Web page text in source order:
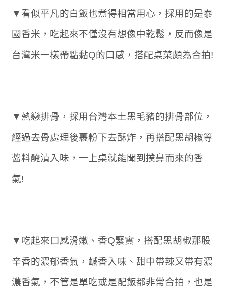
▼看似平凡的白飯也煮得相當用心，採用的是泰
國香米，吃起來不僅沒有想像中乾鬆，反而像是
台灣米一樣帶點黏Q的口感，搭配桌菜頗為合拍!
▼熱戀排骨，採用台灣本土黑毛豬的排骨部位，
經過去骨處理後裹粉下去酥炸，再搭配黑胡椒等
醬料醃漬入味，一上桌就能聞到撲鼻而來的香
氣!
▼吃起來口感滑嫩、香Q緊實，搭配黑胡椒那股
辛香的濃郁香氣，鹹香入味、甜中帶辣又帶有濃
濃香氣，不管是單吃或是配飯都非常合拍，也是